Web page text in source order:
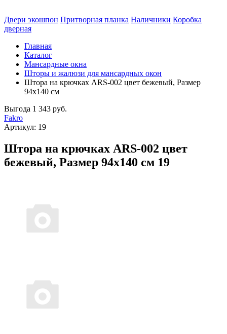
Двери экошпон Притворная планка Наличники Коробка
дверная
Главная
Каталог
Мансардные окна
Шторы и жалюзи для мансардных окон
Штора на крючках ARS-002 цвет бежевый, Размер
94х140 см
Выгода 1 343 руб.
Fakro
Артикул: 19
Штора на крючках ARS-002 цвет
бежевый, Размер 94х140 см 19